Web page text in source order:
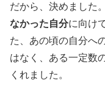
だから、決めました
なかった自分に向け
た、あの頃の自分へ
はなく、ある一定数
くれました。